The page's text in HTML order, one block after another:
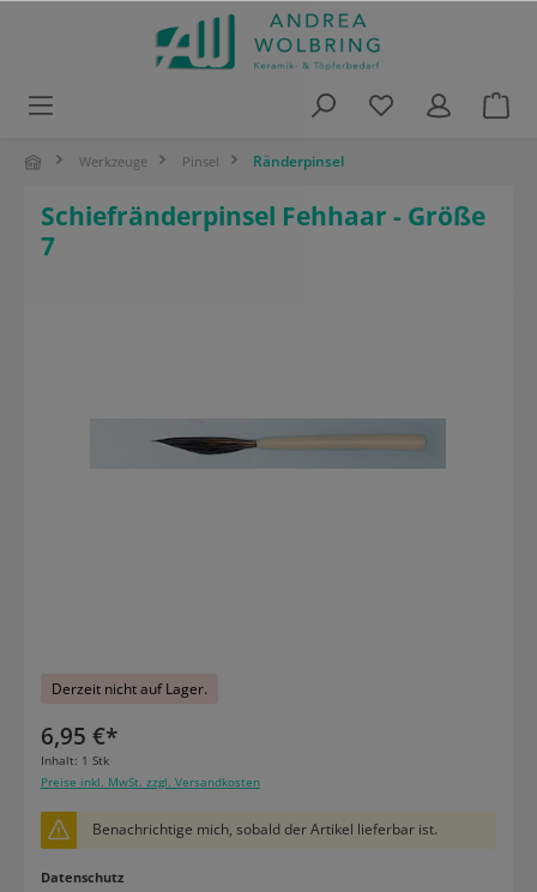
Werkzeuge Pinsel Ränderpinsel
Schiefränderpinsel Fehhaar - Größe
7
Derzeit nicht auf Lager.
6,95 €*
Inhalt: 1 Stk
Preise inkl. MwSt. zzgl. Versandkosten
Benachrichtige mich, sobald der Artikel lieferbar ist.
Datenschutz